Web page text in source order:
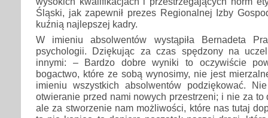
Śląski, jak zapewnił prezes Regionalnej Izby
kuźnią najlepszej kadry.
W imieniu absolwentów wystąpiła Bernadeta
psychologii. Dziękując za czas spędzony na
innymi: – Bardzo dobre wyniki to oczywiście
bogactwo, które ze sobą wynosimy, nie jest
imieniu wszystkich absolwentów podziękować.
otwieranie przed nami nowych przestrzeni; i nie za
ale za stworzenie nam możliwości, które nas tutaj